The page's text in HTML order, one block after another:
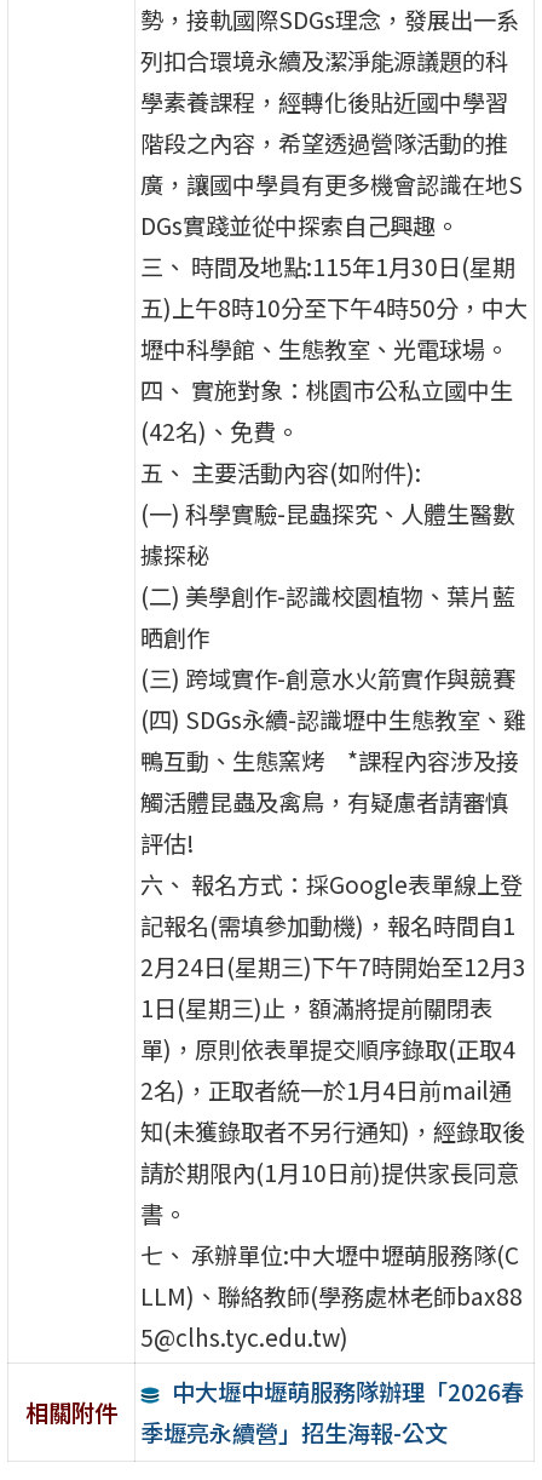
勢，接軌國際SDGs理念，發展出一系
列扣合環境永續及潔淨能源議題的科
學素養課程，經轉化後貼近國中學習
階段之內容，希望透過營隊活動的推
廣，讓國中學員有更多機會認識在地S
DGs實踐並從中探索自己興趣。
三、 時間及地點:115年1月30日(星期
五)上午8時10分至下午4時50分，中大
壢中科學館、生態教室、光電球場。
四、 實施對象：桃園市公私立國中生
(42名)、免費。
五、 主要活動內容(如附件):
(一) 科學實驗-昆蟲探究、人體生醫數
據探秘
(二) 美學創作-認識校園植物、葉片藍
晒創作
(三) 跨域實作-創意水火箭實作與競賽
(四) SDGs永續-認識壢中生態教室、雞
鴨互動、生態窯烤 *課程內容涉及接
觸活體昆蟲及禽鳥，有疑慮者請審慎
評估!
六、 報名方式：採Google表單線上登
記報名(需填參加動機)，報名時間自1
2月24日(星期三)下午7時開始至12月3
1日(星期三)止，額滿將提前關閉表
單)，原則依表單提交順序錄取(正取4
2名)，正取者統一於1月4日前mail通
知(未獲錄取者不另行通知)，經錄取後
請於期限內(1月10日前)提供家長同意
書。
七、 承辦單位:中大壢中壢萌服務隊(C
LLM)、聯絡教師(學務處林老師bax88
5@clhs.tyc.edu.tw)
相關附件
中大壢中壢萌服務隊辦理「2026春
季壢亮永續營」招生海報-公文